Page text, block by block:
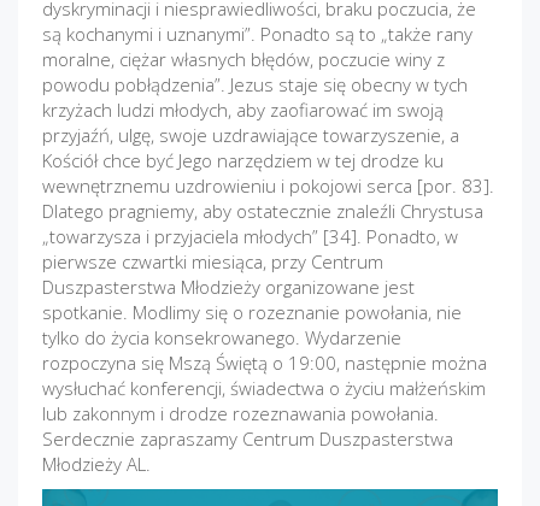
dyskryminacji i niesprawiedliwości, braku poczucia, że
są kochanymi i uznanymi”. Ponadto są to „także rany
moralne, ciężar własnych błędów, poczucie winy z
powodu pobłądzenia”. Jezus staje się obecny w tych
krzyżach ludzi młodych, aby zaofiarować im swoją
przyjaźń, ulgę, swoje uzdrawiające towarzyszenie, a
Kościół chce być Jego narzędziem w tej drodze ku
wewnętrznemu uzdrowieniu i pokojowi serca [por. 83].
Dlatego pragniemy, aby ostatecznie znaleźli Chrystusa
„towarzysza i przyjaciela młodych” [34]. Ponadto, w
pierwsze czwartki miesiąca, przy Centrum
Duszpasterstwa Młodzieży organizowane jest
spotkanie. Modlimy się o rozeznanie powołania, nie
tylko do życia konsekrowanego. Wydarzenie
rozpoczyna się Mszą Świętą o 19:00, następnie można
wysłuchać konferencji, świadectwa o życiu małżeńskim
lub zakonnym i drodze rozeznawania powołania.
Serdecznie zapraszamy Centrum Duszpasterstwa
Młodzieży AL.